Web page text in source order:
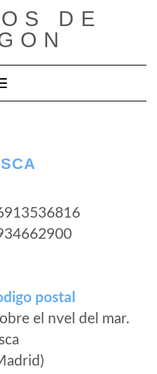
DE
modo de navegación
postal
el nvel del mar.